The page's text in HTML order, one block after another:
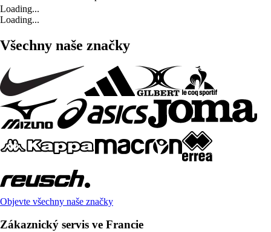
Loading...
Loading...
Všechny naše značky
Objevte všechny naše značky
Zákaznický servis ve Francie